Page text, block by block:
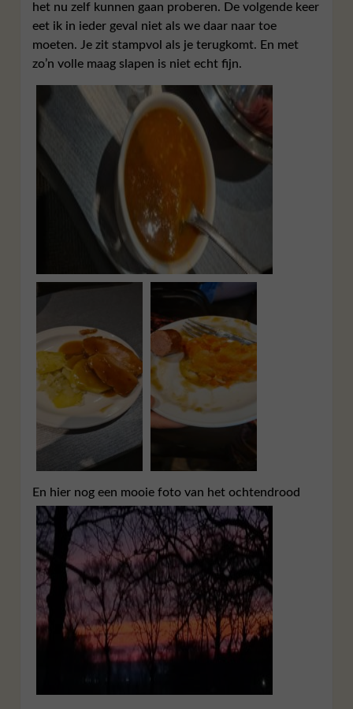
het nu zelf kunnen gaan proberen. De volgende keer
eet ik in ieder geval niet als we daar naar toe
moeten. Je zit stampvol als je terugkomt. En met
zo’n volle maag slapen is niet echt fijn.
En hier nog een mooie foto van het ochtendrood